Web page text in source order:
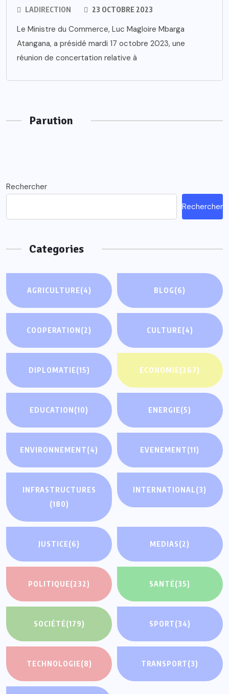
LADIRECTION 23 OCTOBRE 2023
Le Ministre du Commerce, Luc Magloire Mbarga
Atangana, a présidé mardi 17 octobre 2023, une
réunion de concertation relative à
Parution
Rechercher
Rechercher
Categories
AGRICULTURE(4) BLOG(6)
COOPERATION(2) CULTURE(4)
DIPLOMATIE(15) ECONOMIE(267)
EDUCATION(10) ENERGIE(5)
ENVIRONNEMENT(4) EVENEMENT(11)
INFRASTRUCTURES
(180)
INTERNATIONAL(3)
JUSTICE(6) MEDIAS(2)
POLITIQUE(232) SANTÉ(35)
SOCIÉTÉ(179) SPORT(34)
TECHNOLOGIE(8) TRANSPORT(3)